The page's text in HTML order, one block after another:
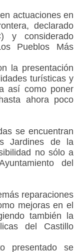
actuaciones en
declarado
y considerado
Pueblos Más
la presentación
turísticas y
así como poner
ahora poco
se encuentran
Jardines de la
no sólo a
del
reparaciones
mejoras en el
también la
del Castillo
presentado se